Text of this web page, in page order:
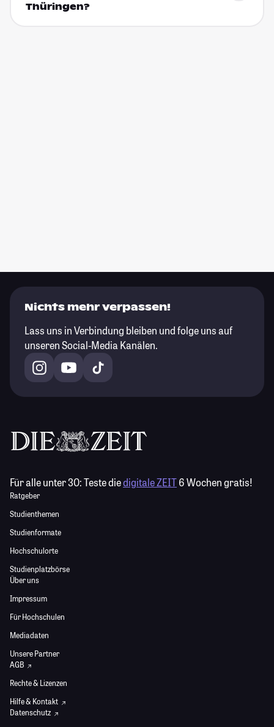
Thüringen?
Nichts mehr verpassen!
Lass uns in Verbindung bleiben und folge uns auf
unseren Social-Media Kanälen.
Für alle unter 30:Teste diedigitale ZEIT6 Wochen gratis!
Ratgeber
Studienthemen
Studienformate
Hochschulorte
Studienplatzbörse
Über uns
Impressum
Für Hochschulen
Mediadaten
Unsere Partner
AGB
Rechte & Lizenzen
Hilfe & Kontakt
Datenschutz